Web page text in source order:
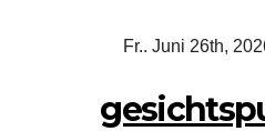
Fr.. Juni 26th,